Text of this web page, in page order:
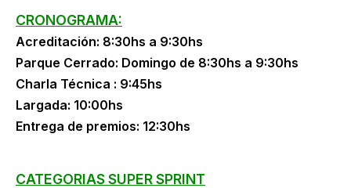
CRONOGRAMA:
Acreditación: 8:30hs a 9:30hs
Parque Cerrado: Domingo de 8:30hs a 9:30hs
Charla Técnica : 9:45hs
Largada: 10:00hs
Entrega de premios: 12:30hs
CATEGORIAS SUPER SPRINT